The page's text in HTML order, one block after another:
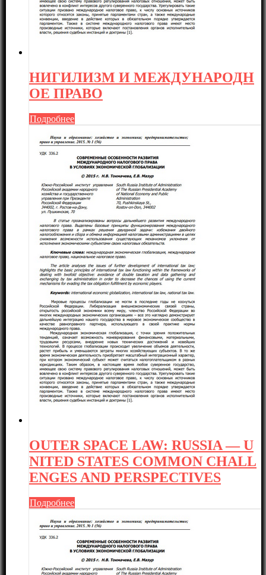
НИГИЛИЗМ И МЕЖДУНАРОДН
ОЕ ПРАВО
Подробнее
OUTER SPACE LAW: RUSSIA — U
NITED STATES COMMON CHALL
ENGES AND PERSPECTIVES
Подробнее